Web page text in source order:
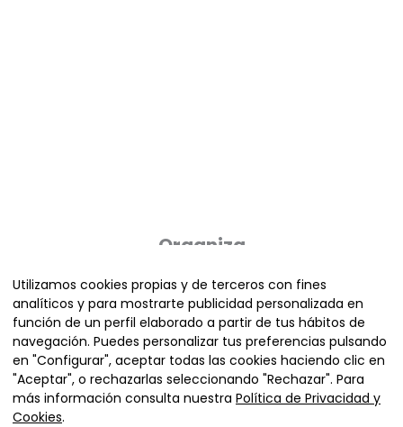
Organiza
Utilizamos cookies propias y de terceros con fines
analíticos y para mostrarte publicidad personalizada en
función de un perfil elaborado a partir de tus hábitos de
navegación. Puedes personalizar tus preferencias pulsando
en "Configurar", aceptar todas las cookies haciendo clic en
"Aceptar", o rechazarlas seleccionando "Rechazar". Para
más información consulta nuestra Política de Privacidad y
Cookies.